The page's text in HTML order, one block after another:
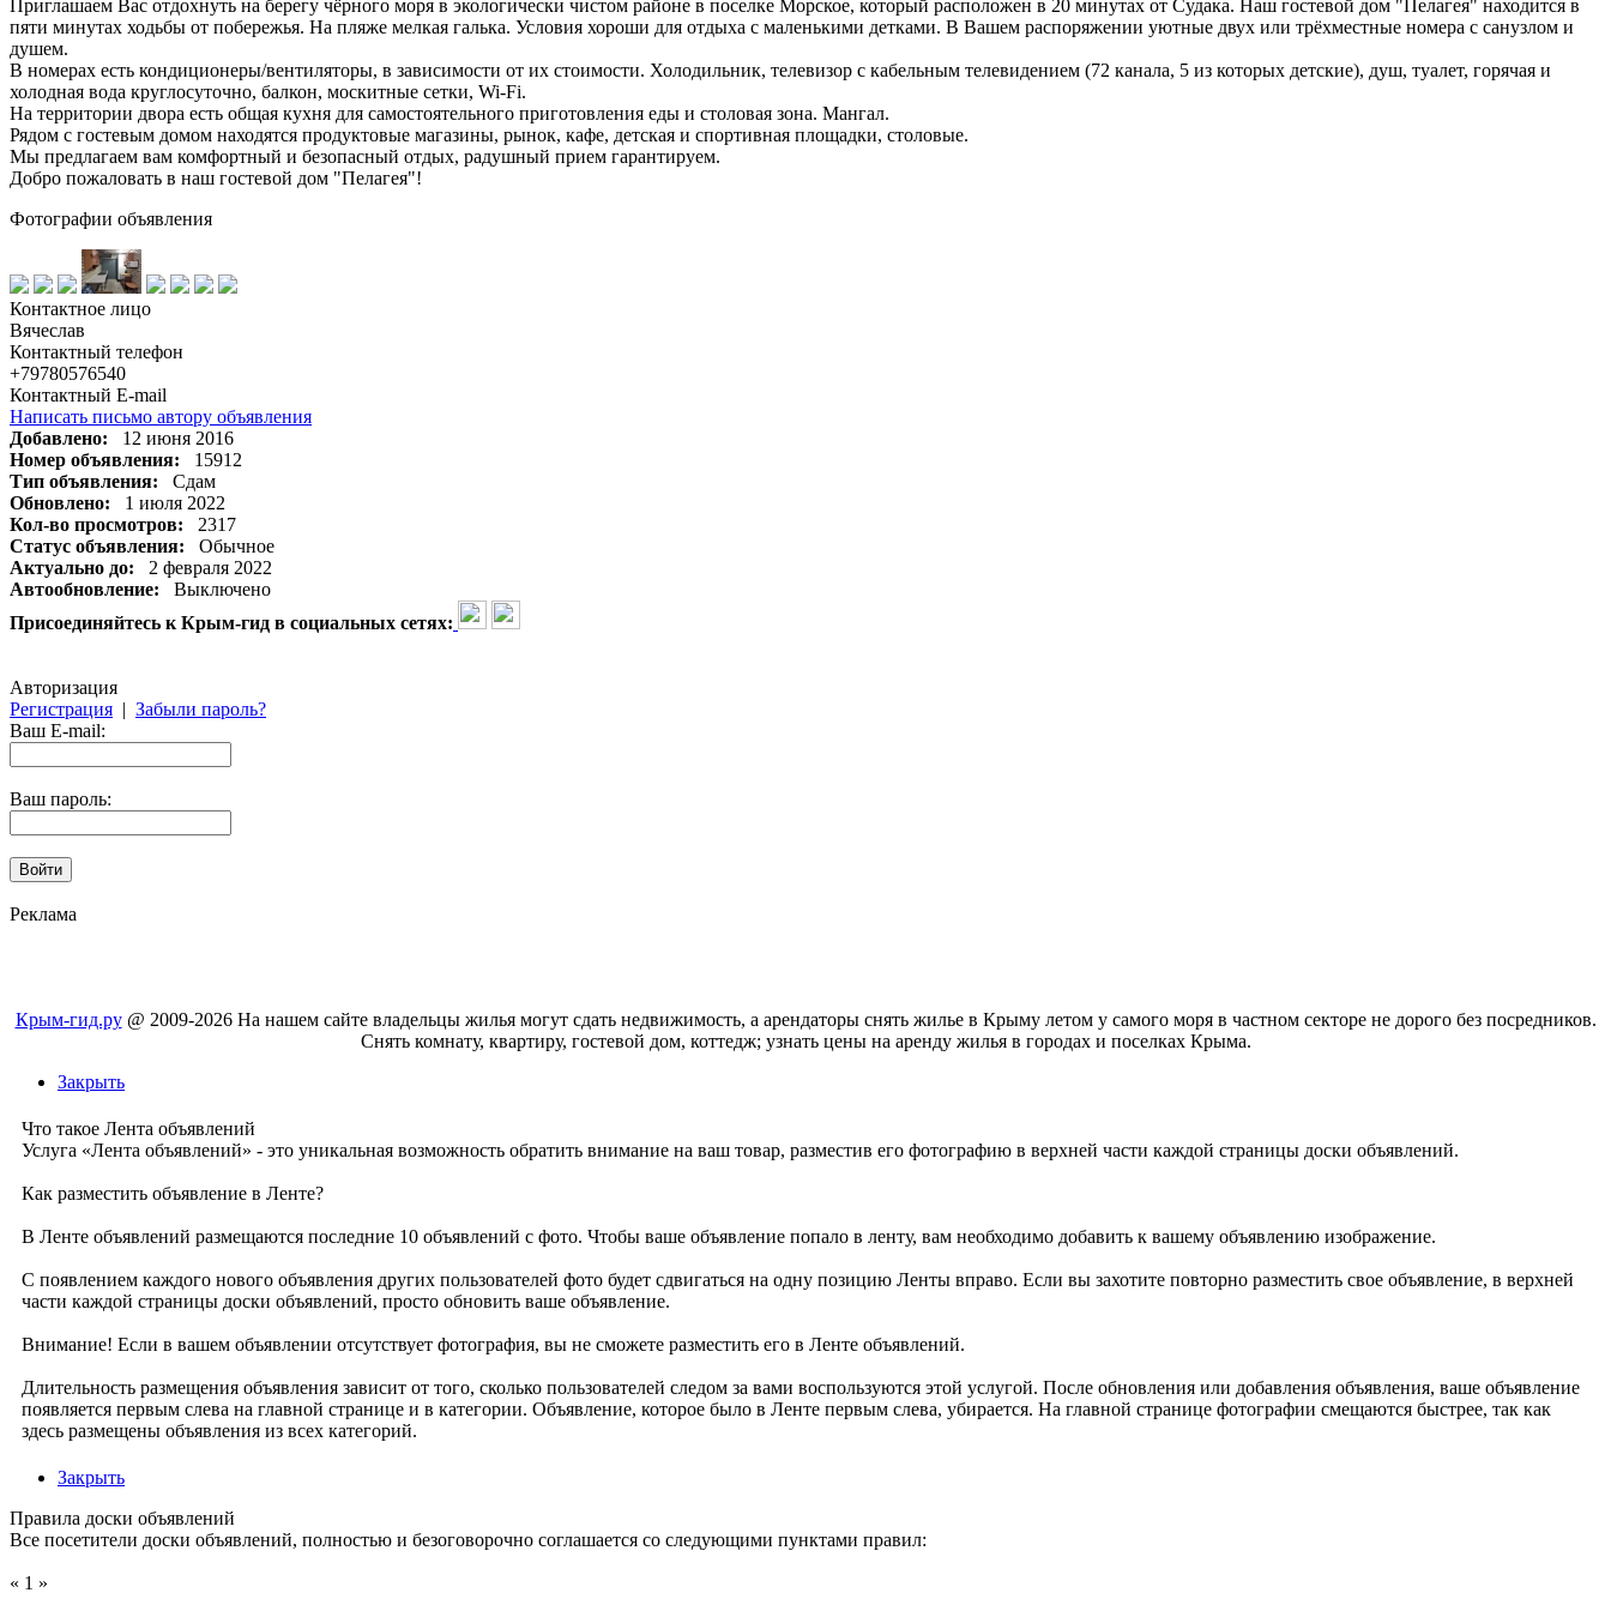
Приглашаем Вас отдохнуть на берегу чёрного моря в экологически чистом районе в поселке Морское, который расположен в 20 минутах от Судака. Наш гостевой дом "Пелагея" находится в
пяти минутах ходьбы от побережья. На пляже мелкая галька. Условия хороши для отдыха с маленькими детками. В Вашем распоряжении уютные двух или трёхместные номера с санузлом и
душем.
В номерах есть кондиционеры/вентиляторы, в зависимости от их стоимости. Холодильник, телевизор с кабельным телевидением (72 канала, 5 из которых детские), душ, туалет, горячая и
холодная вода круглосуточно, балкон, москитные сетки, Wi-Fi.
На территории двора есть общая кухня для самостоятельного приготовления еды и столовая зона. Мангал.
Рядом с гостевым домом находятся продуктовые магазины, рынок, кафе, детская и спортивная площадки, столовые.
Мы предлагаем вам комфортный и безопасный отдых, радушный прием гарантируем.
Добро пожаловать в наш гостевой дом "Пелагея"!
Фотографии объявления
Контактное лицо
Вячеслав
Контактный телефон
+79780576540
Контактный E-mail
Написать письмо автору объявления
Добавлено: 12 июня 2016
Номер объявления: 15912
Тип объявления: Сдам
Обновлено: 1 июля 2022
Кол-во просмотров: 2317
Статус объявления: Обычное
Актуально до: 2 февраля 2022
Автообновление: Выключено
Присоединяйтесь к Крым-гид в социальных сетях:
Авторизация
Регистрация | Забыли пароль?
Ваш E-mail:
Ваш пароль:
Реклама
Крым-гид.ру@ 2009-2026 На нашем сайте владельцы жилья могут сдать недвижимость, а арендаторы снять жилье в Крыму летом у самого моря в частном секторе не дорого без посредников.
Cнять комнату, квартиру, гостевой дом, коттедж; узнать цены на аренду жилья в городах и поселках Крыма.
Закрыть
Что такое Лента объявлений
Услуга «Лента объявлений» - это уникальная возможность обратить внимание на ваш товар, разместив его фотографию в верхней части каждой страницы доски объявлений.
Как разместить объявление в Ленте?
В Ленте объявлений размещаются последние 10 объявлений с фото. Чтобы ваше объявление попало в ленту, вам необходимо добавить к вашему объявлению изображение.
С появлением каждого нового объявления других пользователей фото будет сдвигаться на одну позицию Ленты вправо. Если вы захотите повторно разместить свое объявление, в верхней
части каждой страницы доски объявлений, просто обновить ваше объявление.
Внимание! Если в вашем объявлении отсутствует фотография, вы не сможете разместить его в Ленте объявлений.
Длительность размещения объявления зависит от того, сколько пользователей следом за вами воспользуются этой услугой. После обновления или добавления объявления, ваше объявление
появляется первым слева на главной странице и в категории. Объявление, которое было в Ленте первым слева, убирается. На главной странице фотографии смещаются быстрее, так как
здесь размещены объявления из всех категорий.
Закрыть
Правила доски объявлений
Все посетители доски объявлений, полностью и безоговорочно соглашается со следующими пунктами правил:
« 1 »